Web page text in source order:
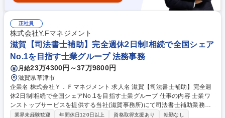
正社員
株式会社Y.Fマネジメント
滋賀【司法書士補助】完全週休2日制!相続で全国シェア
No.1を目指す士業グループ 法務事務
月給23万4300円～37万9800円
滋賀県草津市
企業名 株式会社Ｙ．Ｆマネジメント 求人名 滋賀【司法書士補助】完全週
休2日制!相続で全国シェアNo.1を目指す士業グループ 仕事の内容 士業ワ
ンストップサービスを提供する当社(滋賀事務所)にて司法書士補助業務に
携わります。まずは基本的な申請書類の準備からスタートし、書類作成、
業界未経験歓迎 年間休日120日以上 資格取得支援あり
転勤なし